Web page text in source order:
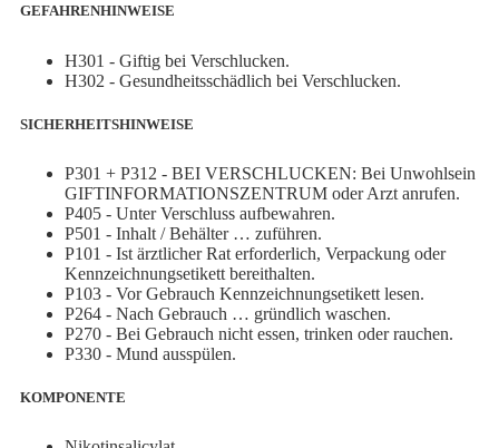
GEFAHRENHINWEISE
H301 - Giftig bei Verschlucken.
H302 - Gesundheitsschädlich bei Verschlucken.
SICHERHEITSHINWEISE
P301 + P312 - BEI VERSCHLUCKEN: Bei Unwohlsein
GIFTINFORMATIONSZENTRUM oder Arzt anrufen.
P405 - Unter Verschluss aufbewahren.
P501 - Inhalt / Behälter … zuführen.
P101 - Ist ärztlicher Rat erforderlich, Verpackung oder
Kennzeichnungsetikett bereithalten.
P103 - Vor Gebrauch Kennzeichnungsetikett lesen.
P264 - Nach Gebrauch … gründlich waschen.
P270 - Bei Gebrauch nicht essen, trinken oder rauchen.
P330 - Mund ausspülen.
KOMPONENTE